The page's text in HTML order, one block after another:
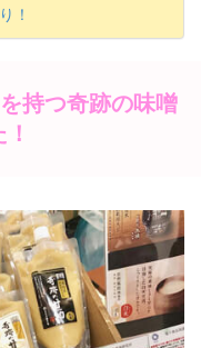
！
持つ奇跡の味噌